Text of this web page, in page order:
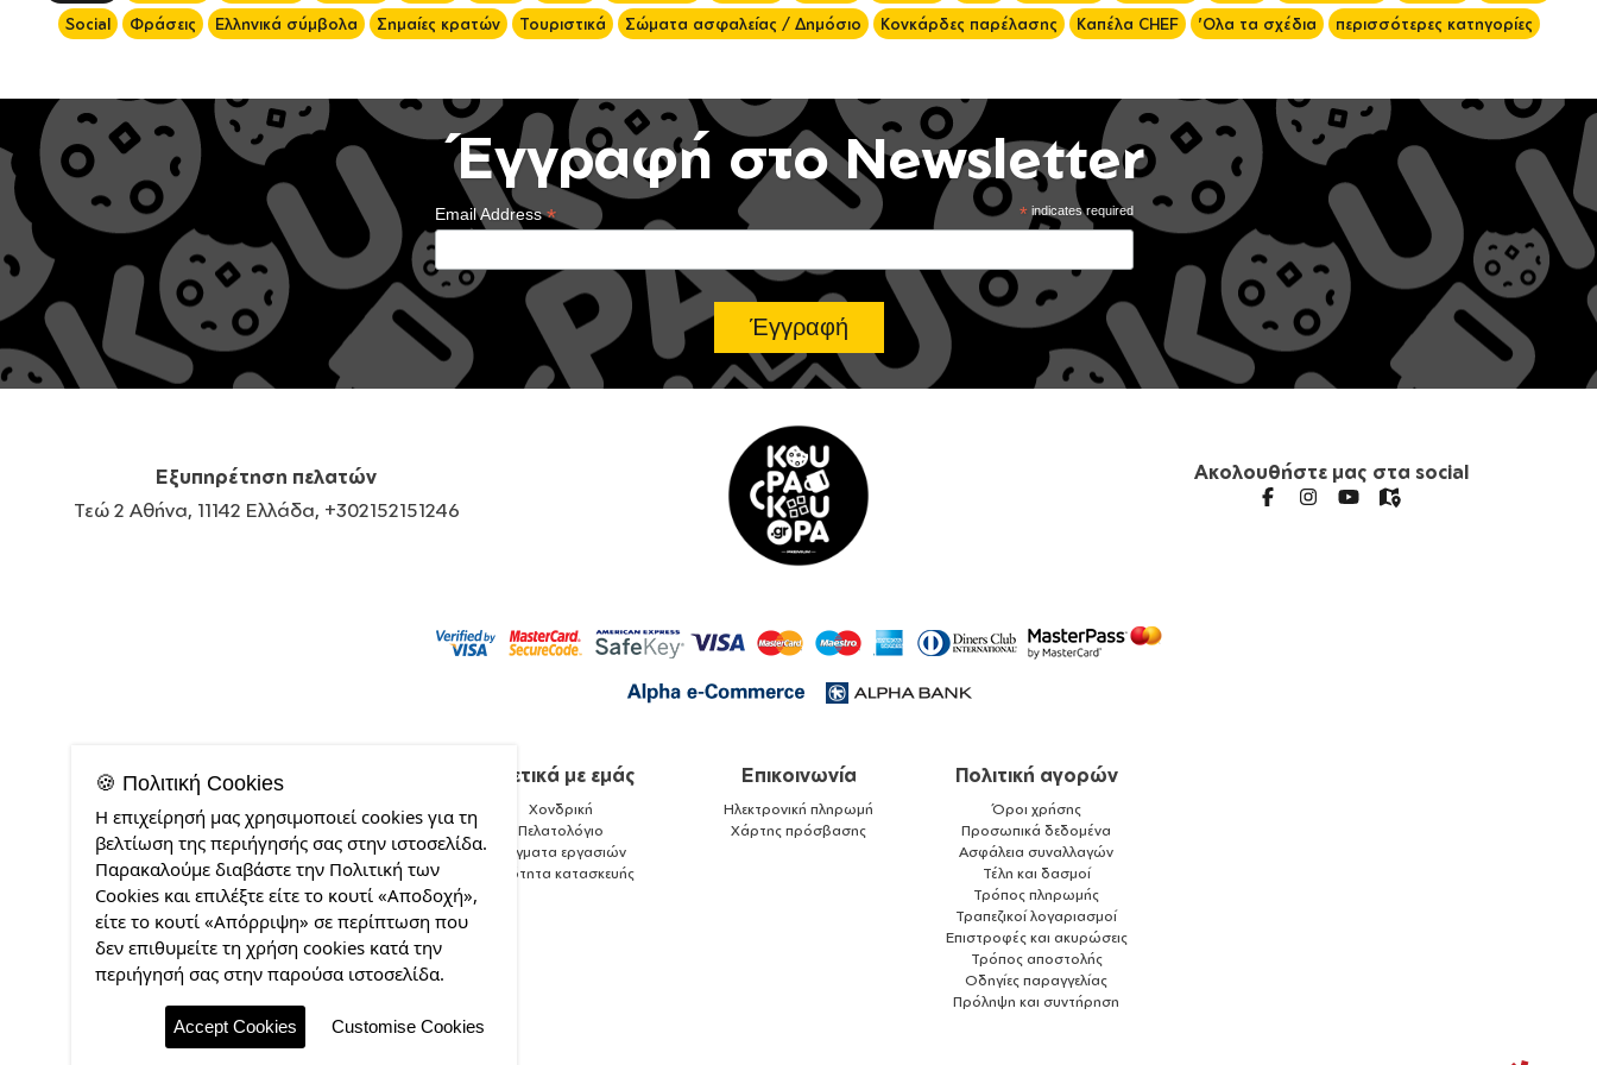
Social
Φράσεις Ελληνικά σύμβολα Σημαίες κρατών Τουριστικά Σώματα ασφαλείας / Δημόσιο Κονκάρδες παρέλασης Καπέλα CHEF 'Ολα τα σχέδια περισσότερες κατηγορίες
Έγγραφή στο Newsletter
*indicates required
Email Address*
Εξυπηρέτηση πελατών
Τεώ 2 Αθήνα, 11142 Ελλάδα, +302152151246
Ακολουθήστε μας στα social
Σχετικά με εμάς
Χονδρική
Πελατολόγιο
Δείγματα εργασιών
Ποιότητα κατασκευής
Επικοινωνία
Ηλεκτρονική πληρωμή
Χάρτης πρόσβασης
Πολιτική αγορών
Όροι χρήσης
Προσωπικά δεδομένα
Ασφάλεια συναλλαγών
Τέλη και δασμοί
Τρόπος πληρωμής
Τραπεζικοί λογαριασμοί
Επιστροφές και ακυρώσεις
Τρόπος αποστολής
Οδηγίες παραγγελίας
Πρόληψη και συντήρηση
🍪 Πολιτική Cookies
Η επιχείρησή μας χρησιμοποιεί cookies για τη
βελτίωση της περιήγησής σας στην ιστοσελίδα.
Παρακαλούμε διαβάστε την Πολιτική των
Cookies και επιλέξτε είτε το κουτί «Αποδοχή»,
είτε το κουτί «Απόρριψη» σε περίπτωση που
δεν επιθυμείτε τη χρήση cookies κατά την
περιήγησή σας στην παρούσα ιστοσελίδα.
Accept Cookies Customise Cookies